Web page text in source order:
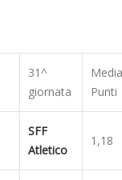
31^
giornata
Media
Punti
SFF
Atletico
1,18